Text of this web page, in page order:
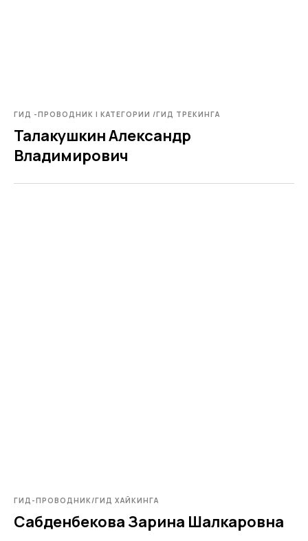
ГИД -ПРОВОДНИК I КАТЕГОРИИ /ГИД ТРЕКИНГА
Талакушкин Александр
Владимирович
ГИД-ПРОВОДНИК/ГИД ХАЙКИНГА
Сабденбекова Зарина Шалкаровна